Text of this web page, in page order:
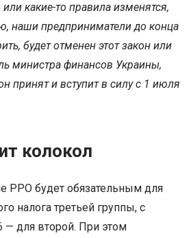
какие-то правила изменятся,
наши предприниматели до конца
будет отменен этот закон или
министра финансов Украины,
принят и вступит в силу с 1 июля
колокол
РРО будет обязательным для
налога третьей группы, с
— для второй. При этом